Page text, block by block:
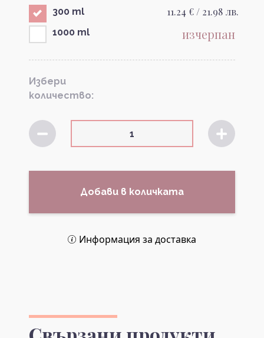
300 ml 11.24 € / 21.98 лв.
1000 ml изчерпан
Избери
количество:
Добави в количката
Информация за доставка